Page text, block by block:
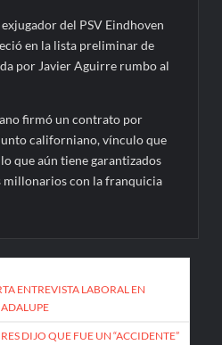
del PSV Eindhoven
en la lista preliminar de
por Javier Aguirre rumbo al
firmó un contrato por
californiano, vínculo que
que aún tiene garantizados
millonarios con la franquicia
ENTREVISTA LABORAL EN
DIJO QUE FUE UN “ACCIDENTE”